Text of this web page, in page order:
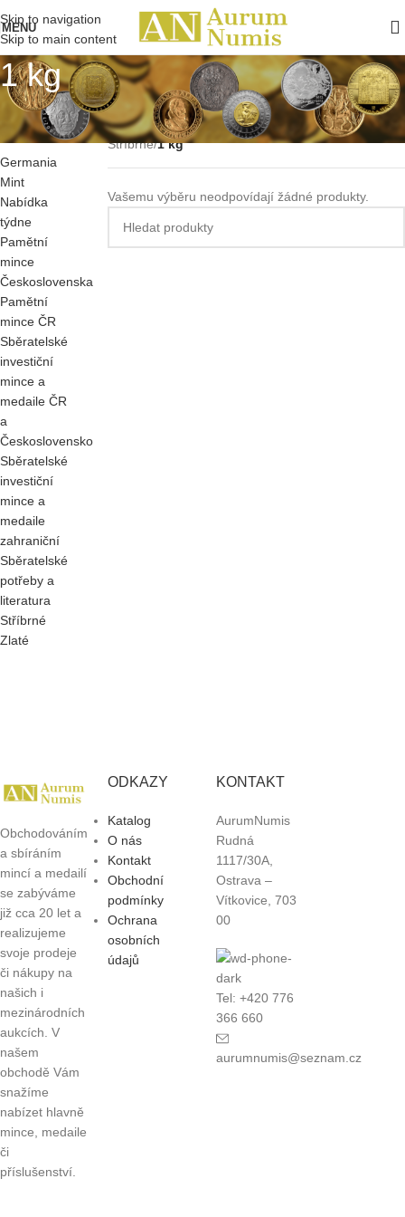
Skip to navigation
Skip to main content
MENU
1 kg
VŠECHNY
PRODUKTY
Germania
Mint
Nabídka
týdne
Pamětní
mince
Československa
Pamětní
mince ČR
Sběratelské
investiční
mince a
medaile ČR
a
Československo
Sběratelské
investiční
mince a
medaile
zahraniční
Sběratelské
potřeby a
literatura
Stříbrné
Zlaté
Domů
Sběratelské investiční mince a medaile zahraniční
Stříbrné/1 kg
Vašemu výběru neodpovídají žádné produkty.
Obchodováním
a sbíráním
mincí a medailí
se zabýváme
již cca 20 let a
realizujeme
svoje prodeje
či nákupy na
našich i
mezinárodních
aukcích. V
našem
obchodě Vám
snažíme
nabízet hlavně
mince, medaile
či
příslušenství.
ODKAZY
Katalog
O nás
Kontakt
Obchodní
podmínky
Ochrana
osobních
údajů
KONTAKT
AurumNumis
Rudná
1117/30A,
Ostrava –
Vítkovice, 703
00
Tel: +420 776
366 660
aurumnumis@seznam.cz